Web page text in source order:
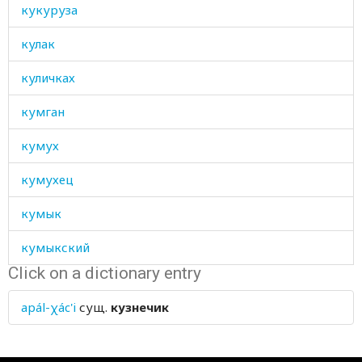
кукуруза
кулак
куличках
кумган
кумух
кумухец
кумык
кумыкский
кумычка
куница
Click on a dictionary entry
apál-χác'i сущ. кузнечик